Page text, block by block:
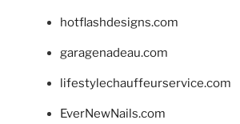
hotflashdesigns.com
garagenadeau.com
lifestylechauffeurservice.com
EverNewNails.com